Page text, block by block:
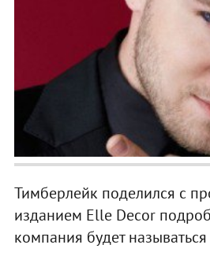
Тимберлейк поделился с
изданием Elle Decor
компания будет